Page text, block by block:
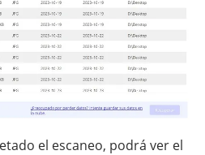
el escaneo, podrá ver el